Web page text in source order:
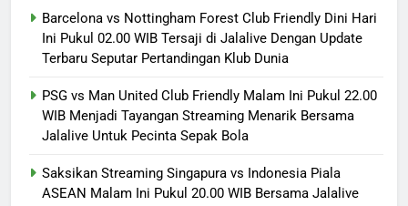
Barcelona vs Nottingham Forest Club Friendly Dini Hari
Ini Pukul 02.00 WIB Tersaji di Jalalive Dengan Update
Terbaru Seputar Pertandingan Klub Dunia
PSG vs Man United Club Friendly Malam Ini Pukul 22.00
WIB Menjadi Tayangan Streaming Menarik Bersama
Jalalive Untuk Pecinta Sepak Bola
Saksikan Streaming Singapura vs Indonesia Piala
ASEAN Malam Ini Pukul 20.00 WIB Bersama Jalalive